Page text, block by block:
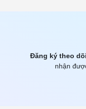
Đăng ký theo
nhận